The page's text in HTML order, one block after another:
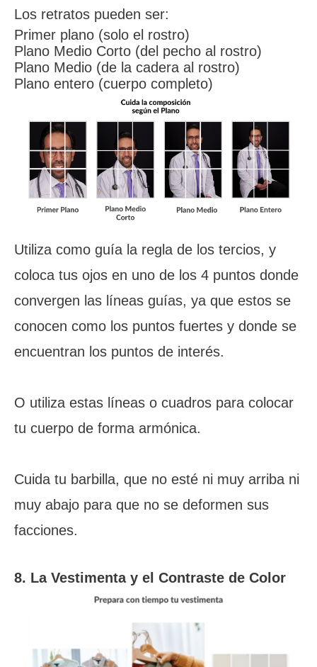
Los retratos pueden ser:
Primer plano (solo el rostro)
Plano Medio Corto (del pecho al rostro)
Plano Medio (de la cadera al rostro)
Plano entero (cuerpo completo)
Utiliza como guía la regla de los tercios, y
coloca tus ojos en uno de los 4 puntos donde
convergen las líneas guías, ya que estos se
conocen como los puntos fuertes y donde se
encuentran los puntos de interés.
O utiliza estas líneas o cuadros para colocar
tu cuerpo de forma armónica.
Cuida tu barbilla, que no esté ni muy arriba ni
muy abajo para que no se deformen sus
facciones.
8. La Vestimenta y el Contraste de Color